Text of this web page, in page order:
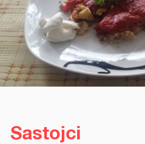
Sastojci